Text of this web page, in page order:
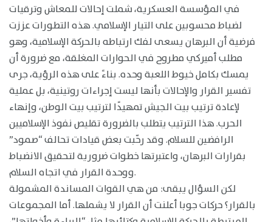
في المؤسسة العسكرية، شملت إحالات للمعاش وترقيات
لضباط محسوبين على التيار الإسلامي. هذه التطورات عززت
فرضية أن البرهان يسعى لفك ارتباطه بالحركة الإسلامية، وهو
مطلب أميركي مطروح في الحوارات المغلقة، مع ضرورة أن
يمسك بكامل خيوط اللعبة وحده. بناءً على هذه الرؤية، جرى
تفسير القرار والإحالات بأنها ليست إجراءات روتينية، بل عملية
لإعادة ترتيب بيت الجيش تمهيدًا لترتيب بيت الوطن، وإنهاء
الحرب. هذا الترتيب يتطلب بالضرورة تقليص نفوذ الإسلاميين
الرافضين للسلام. وقد رحّبت بعض قيادات تحالف “صمود”
بقرارات البرهان، واعتبرتها خطوات ضرورية لتحقيق الانضباط
ووحدة القرار في اتجاه السلام.
لكن السؤال يبقى: من هي القوات المساندة المشمولة
بالقرار؟ حركات جوبا أعلنت أن القرار لا يشملها. أما المجموعات